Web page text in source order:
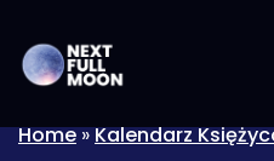
Home»Kalendarz